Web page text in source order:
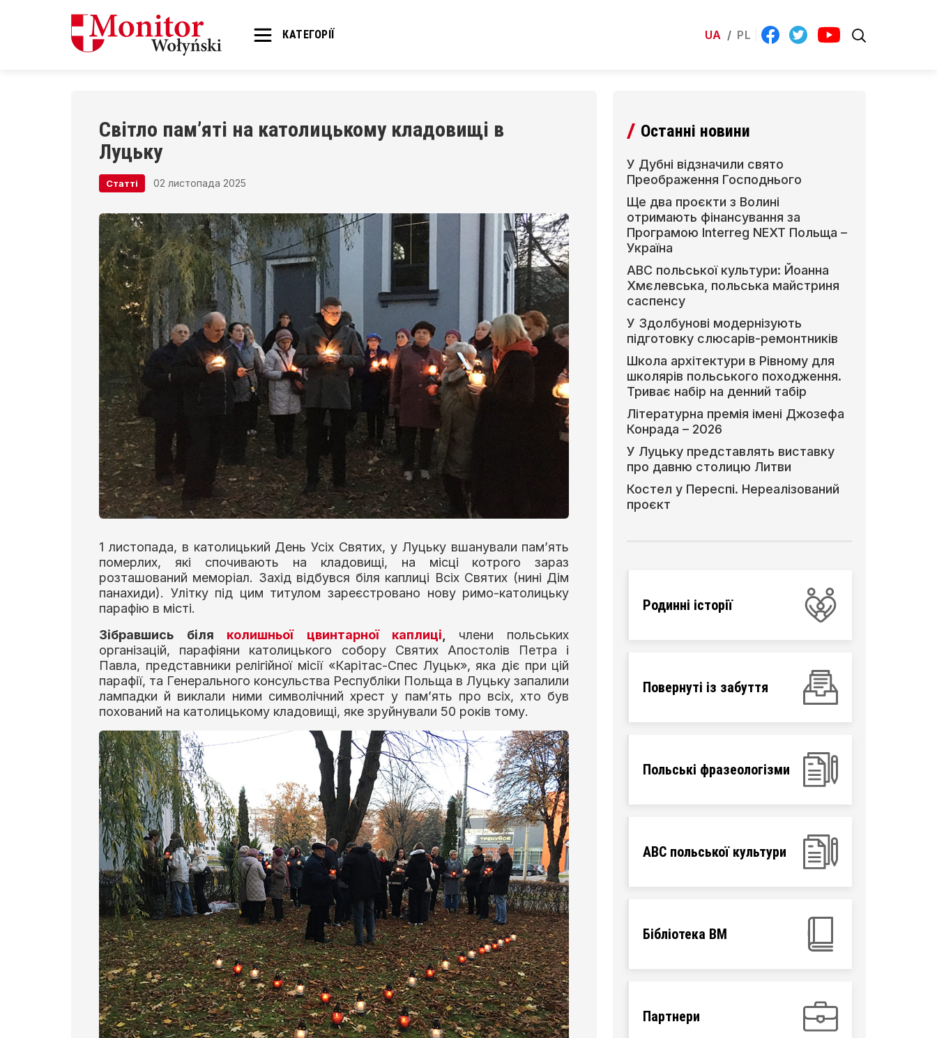
КАТЕГОРІЇ UA / PL
Світло пам’яті на католицькому кладовищі в
Луцьку
Статті 02 листопада 2025
1 листопада, в католицький День Усіх Святих, у Луцьку вшанували пам’ять
померлих, які спочивають на кладовищі, на місці котрого зараз
розташований меморіал. Захід відбувся біля каплиці Всіх Святих (нині Дім
панахиди). Улітку під цим титулом зареєстровано нову римо-католицьку
парафію в місті.
Зібравшись біля колишньої цвинтарної каплиці
члени польських
організацій, парафіяни католицького собору Святих Апостолів Петра і
Павла, представники релігійної місії «Карітас-Спес Луцьк», яка діє при цій
парафії, та Генерального консульства Республіки Польща в Луцьку запалили
лампадки й виклали ними символічний хрест у пам’ять про всіх, хто був
похований на католицькому кладовищі, яке зруйнували 50 років тому.
Останні новини
У Дубні відзначили свято
Преображення Господнього
Ще два проєкти з Волині
отримають фінансування за
Програмою Interreg NEXT Польща –
Україна
АВС польської культури: Йоанна
Хмєлевська, польська майстриня
саспенсу
У Здолбунові модернізують
підготовку слюсарів-ремонтників
Школа архітектури в Рівному для
школярів польського походження.
Триває набір на денний табір
Літературна премія імені Джозефа
Конрада – 2026
У Луцьку представлять виставку
про давню столицю Литви
Костел у Переспі. Нереалізований
проєкт
Родинні історії
Повернуті із забуття
Польські фразеологізми
ABC польської культури
Бібліотека ВМ
Партнери